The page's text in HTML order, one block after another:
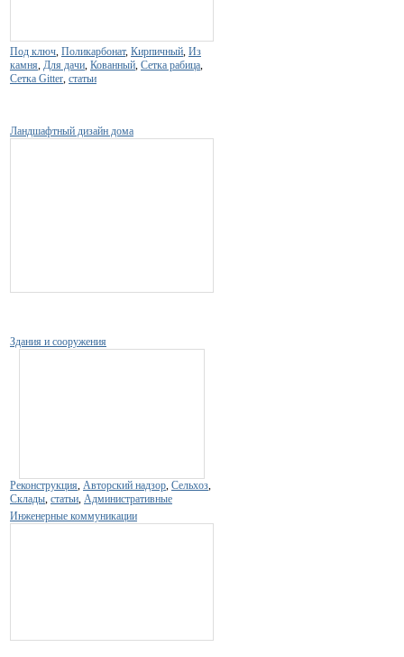
Под ключ Поликарбонат, Кирпичный Из
камня Для дачи Кованный Сетка рабица
Сетка Gitter статьи
Ландшафтный дизайн дома
Здания и сооружения
Реконструкция Авторский надзор Сельхоз
Склады статьи Административные
Инженерные коммуникации